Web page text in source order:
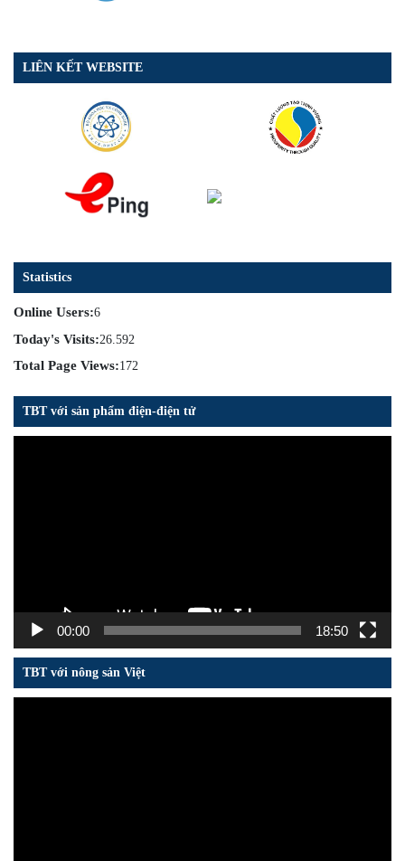
LIÊN KẾT WEBSITE
Statistics
Online Users:6
Today's Visits:26.592
Total Page Views:172
TBT với sản phẩm điện-điện tử
00:00 18:50
TBT với nông sản Việt